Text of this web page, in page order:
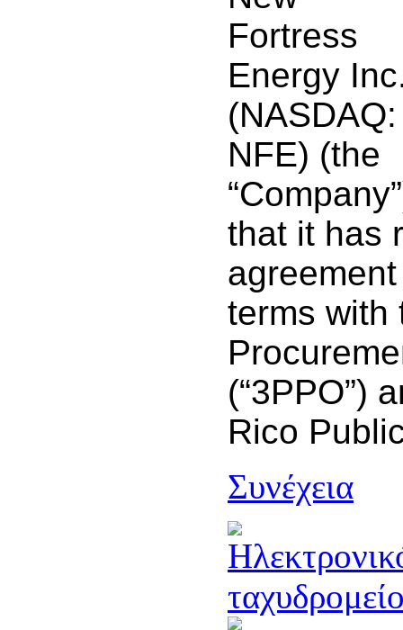
Fortress
Energy
(NASDAQ:
NFE) (the
that it has
terms with
(“3PPO”)
Rico
Συνέχεια